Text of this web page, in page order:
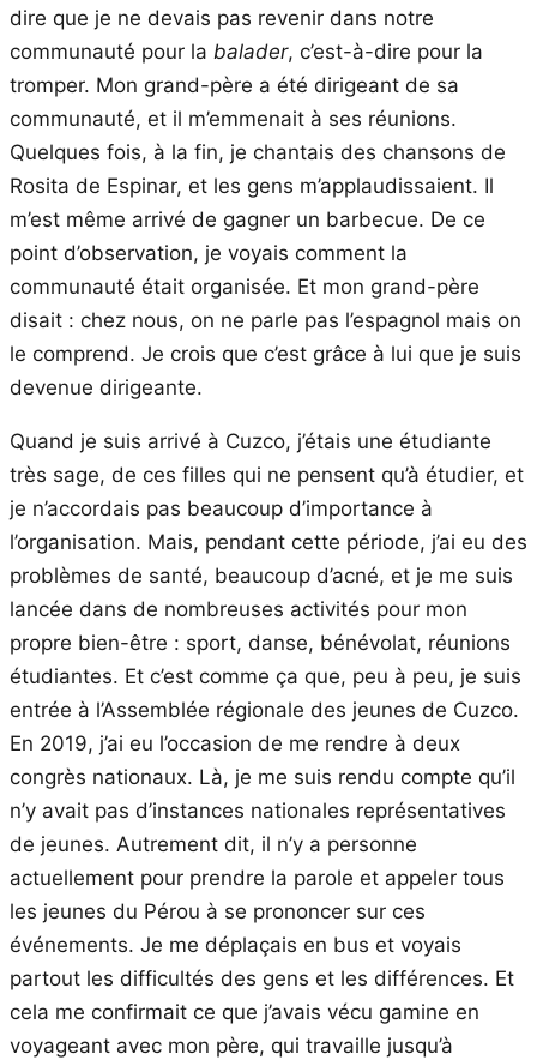
dire que je ne devais pas revenir dans notre
communauté pour la balader, c’est-à-dire pour la
tromper. Mon grand-père a été dirigeant de sa
communauté, et il m’emmenait à ses réunions.
Quelques fois, à la fin, je chantais des chansons de
Rosita de Espinar, et les gens m’applaudissaient. Il
m’est même arrivé de gagner un barbecue. De ce
point d’observation, je voyais comment la
communauté était organisée. Et mon grand-père
disait : chez nous, on ne parle pas l’espagnol mais on
le comprend. Je crois que c’est grâce à lui que je suis
devenue dirigeante.
Quand je suis arrivé à Cuzco, j’étais une étudiante
très sage, de ces filles qui ne pensent qu’à étudier, et
je n’accordais pas beaucoup d’importance à
l’organisation. Mais, pendant cette période, j’ai eu des
problèmes de santé, beaucoup d’acné, et je me suis
lancée dans de nombreuses activités pour mon
propre bien-être : sport, danse, bénévolat, réunions
étudiantes. Et c’est comme ça que, peu à peu, je suis
entrée à l’Assemblée régionale des jeunes de Cuzco.
En 2019, j’ai eu l’occasion de me rendre à deux
congrès nationaux. Là, je me suis rendu compte qu’il
n’y avait pas d’instances nationales représentatives
de jeunes. Autrement dit, il n’y a personne
actuellement pour prendre la parole et appeler tous
les jeunes du Pérou à se prononcer sur ces
événements. Je me déplaçais en bus et voyais
partout les difficultés des gens et les différences. Et
cela me confirmait ce que j’avais vécu gamine en
voyageant avec mon père, qui travaille jusqu’à